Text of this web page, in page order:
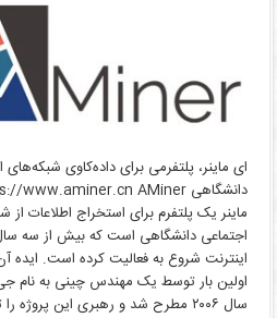
ای ماینر، پلتفرمی برای داده‌کاوی شبکه‌های
ماینر یک پلتفرم برای استخراج اطلاعات از
اجتماعی دانشگاهی است که بیش از سه
اینترنت شروع به فعالیت کرده است. ایده
اولین بار توسط یک مهندس چینی به نام
سال ۲۰۰۶ مطرح شد و رهبری این پروژه را تاکنون …